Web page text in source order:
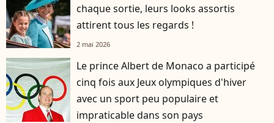
chaque sortie, leurs looks assortis
attirent tous les regards !
2 mai 2026
Le prince Albert de Monaco a participé
cinq fois aux Jeux olympiques d'hiver
avec un sport peu populaire et
impraticable dans son pays